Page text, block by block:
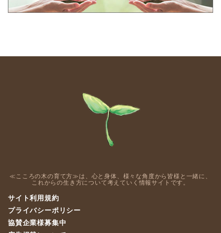
≪こころの木の育て方≫は、心と身体、様々な角度から皆様と一緒に、
これからの生き方について考えていく情報サイトです。
サイト利用規約
プライバシーポリシー
協賛企業様募集中